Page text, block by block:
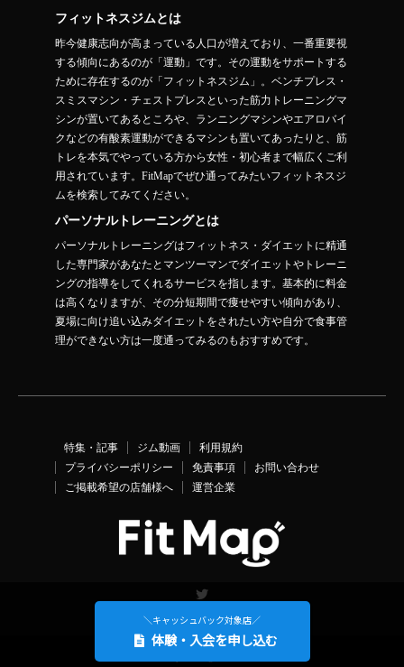
フィットネスジムとは
昨今健康志向が高まっている人口が増えており、一番重要視
する傾向にあるのが「運動」です。その運動をサポートする
ために存在するのが「フィットネスジム」。ベンチプレス・
スミスマシン・チェストプレスといった筋力トレーニングマ
シンが置いてあるところや、ランニングマシンやエアロバイ
クなどの有酸素運動ができるマシンも置いてあったりと、筋
トレを本気でやっている方から女性・初心者まで幅広くご利
用されています。FitMapでぜひ通ってみたいフィットネスジ
ムを検索してみてください。
パーソナルトレーニングとは
パーソナルトレーニングはフィットネス・ダイエットに精通
した専門家があなたとマンツーマンでダイエットやトレーニ
ングの指導をしてくれるサービスを指します。基本的に料金
は高くなりますが、その分短期間で痩せやすい傾向があり、
夏場に向け追い込みダイエットをされたい方や自分で食事管
理ができない方は一度通ってみるのもおすすめです。
特集・記事 ジム動画
利用規約
プライバシーポリシー
免責事項
お問い合わせ
ご掲載希望の店舗様へ
運営企業
＼キャッシュバック対象店／
体験・入会を申し込む